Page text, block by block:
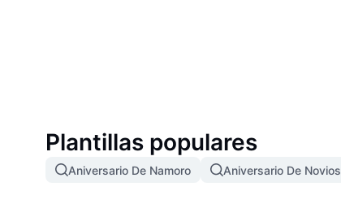
Plantillas populares
Aniversario De Namoro Aniversario De Novios